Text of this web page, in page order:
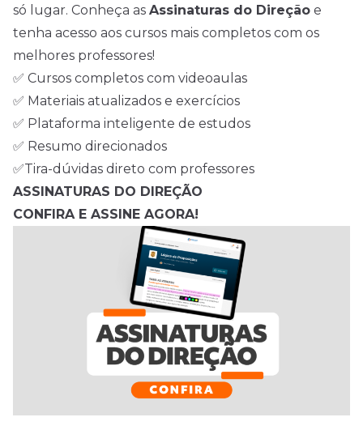
só lugar. Conheça as Assinaturas do Direção e
tenha acesso aos cursos mais completos com os
melhores professores!
✅ Cursos completos com videoaulas
✅ Materiais atualizados e exercícios
✅ Plataforma inteligente de estudos
✅ Resumo direcionados
✅Tira-dúvidas direto com professores
ASSINATURAS DO DIREÇÃO
CONFIRA E ASSINE AGORA!